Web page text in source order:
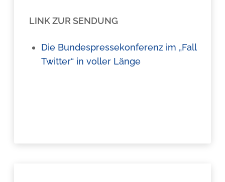
LINK ZUR SENDUNG
Die Bundespressekonferenz im „Fall
Twitter“ in voller Länge